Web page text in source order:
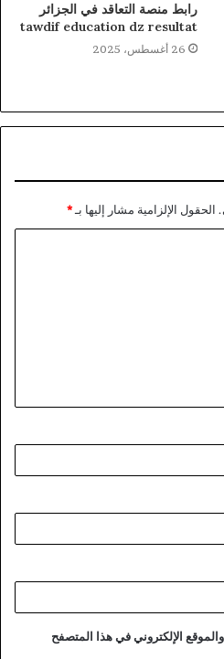
رابط منصة التعاقد في الجزائر
tawdif education dz resultat
26 أغسطس، 2025
الحقول الإلزامية مشار إليها بـ*
الإلكتروني في هذا المتصفح